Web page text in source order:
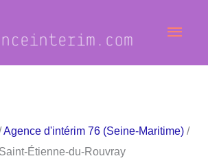
Agence d'intérim 76 (Seine-Maritime) /
Étienne-du-Rouvray